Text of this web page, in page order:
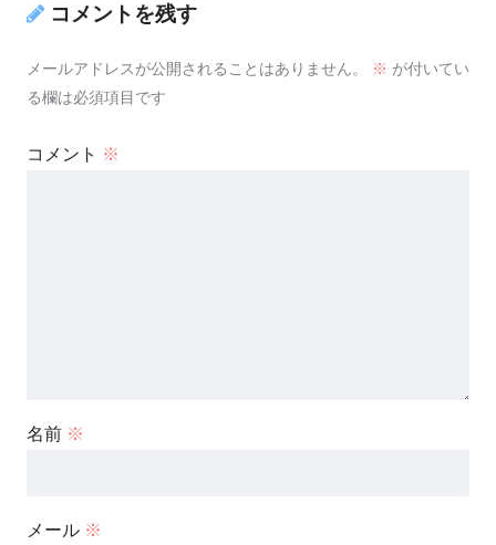
コメントを残す
メールアドレスが公開されることはありません。 ※ が付いてい
る欄は必須項目です
コメント ※
名前 ※
メール ※